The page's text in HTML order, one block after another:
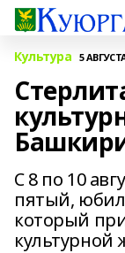
Культура 5
С 8 по 10
пятый,
который
культурной